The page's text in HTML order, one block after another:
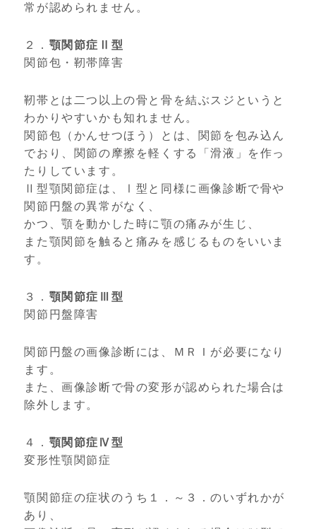
常が認められません。
２． 顎関節症Ⅱ型
関節包・靭帯障害
靭帯とは二つ以上の骨と骨を結ぶスジというと
わかりやすいかも知れません。
関節包（かんせつほう）とは、関節を包み込ん
でおり、関節の摩擦を軽くする「滑液」を作っ
たりしています。
Ⅱ型顎関節症は、Ⅰ型と同様に画像診断で骨や
関節円盤の異常がなく、
かつ、顎を動かした時に顎の痛みが生じ、
また顎関節を触ると痛みを感じるものをいいま
す。
３． 顎関節症Ⅲ型
関節円盤障害
関節円盤の画像診断には、ＭＲＩが必要になり
ます。
また、画像診断で骨の変形が認められた場合は
除外します。
４． 顎関節症Ⅳ型
変形性顎関節症
顎関節症の症状のうち１．～３．のいずれかが
あり、